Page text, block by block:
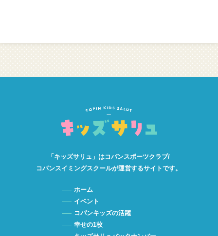
「キッズサリュ」はコパンスポーツクラブ/
コパンスイミングスクールが運営するサイトです。
ホーム
イベント
コパンキッズの活躍
幸せの1枚